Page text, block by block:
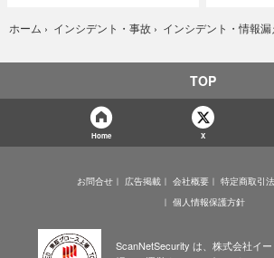
ホーム › インシデント・事故 › インシデント・情報漏
TOP
Home X
お問合せ 広告掲載 会社概要
特定商取引
個人情報保護方針
ScanNetSecurity は、株式会社イ